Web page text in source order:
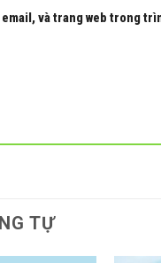
và trang web trong
TỰ